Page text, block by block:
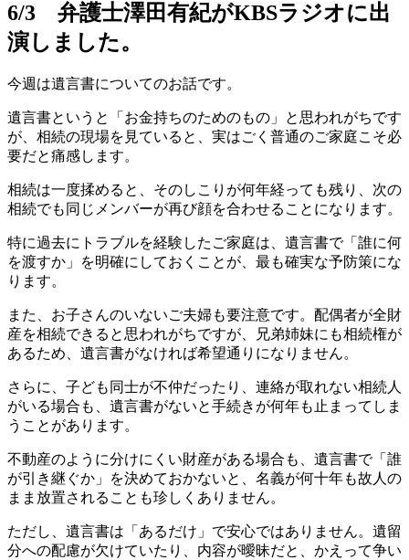
6/3 弁護士澤田有紀がKBSラジオに出
演しました。
今週は遺言書についてのお話です。
遺言書というと「お金持ちのためのもの」と思われがちです
が、相続の現場を見ていると、実はごく普通のご家庭こそ必
要だと痛感します。
相続は一度揉めると、そのしこりが何年経っても残り、次の
相続でも同じメンバーが再び顔を合わせることになります。
特に過去にトラブルを経験したご家庭は、遺言書で「誰に何
を渡すか」を明確にしておくことが、最も確実な予防策にな
ります。
また、お子さんのいないご夫婦も要注意です。配偶者が全財
産を相続できると思われがちですが、兄弟姉妹にも相続権が
あるため、遺言書がなければ希望通りになりません。
さらに、子ども同士が不仲だったり、連絡が取れない相続人
がいる場合も、遺言書がないと手続きが何年も止まってしま
うことがあります。
不動産のように分けにくい財産がある場合も、遺言書で「誰
が引き継ぐか」を決めておかないと、名義が何十年も故人の
まま放置されることも珍しくありません。
ただし、遺言書は「あるだけ」で安心ではありません。遺留
分への配慮が欠けていたり、内容が曖昧だと、かえって争い